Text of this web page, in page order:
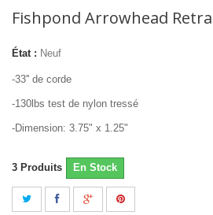
Fishpond Arrowhead
État : Neuf
-33'' de corde
-130lbs test de nylon tressé
-Dimension: 3.75" x 1.25"
3 Produits En Stock